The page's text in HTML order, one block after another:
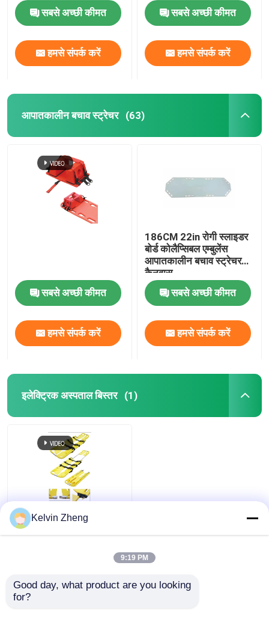
सबसे अच्छी कीमत
हमसे संपर्क करें
सबसे अच्छी कीमत
हमसे संपर्क करें
आपातकालीन बचाव स्ट्रेचर (63)
सबसे अच्छी कीमत
हमसे संपर्क करें
186CM 22in रोगी स्लाइडर
बोर्ड कोलैप्सिबल एम्बुलेंस
आपातकालीन बचाव स्ट्रेचर
कैनवास
सबसे अच्छी कीमत
हमसे संपर्क करें
इलेक्ट्रिक अस्पताल बिस्तर (1)
अल्ट्रा लाइट वेट अच्छा झटका
अवशोषण प्लास्टिक फावड़ा
Kelvin Zheng
9:19 PM
Good day, what product are you looking
for?